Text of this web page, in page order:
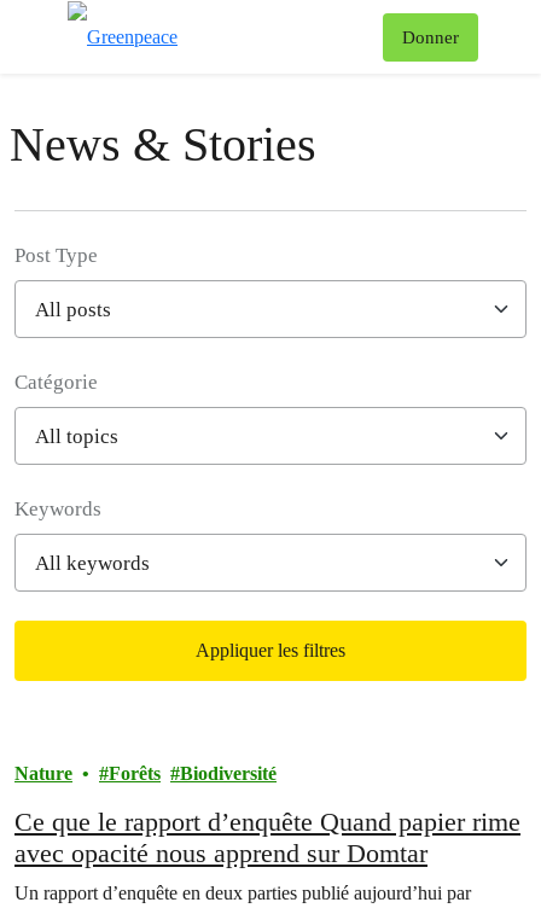
Donner
News & Stories
Post Type
Catégorie
Keywords
Appliquer les filtres
Nature Forêts Biodiversité
Ce que le rapport d’enquête Quand papier rime
avec opacité nous apprend sur Domtar
Un rapport d’enquête en deux parties publié aujourd’hui par